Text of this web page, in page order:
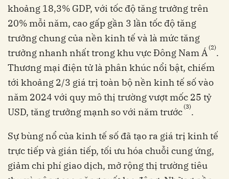
khoảng 18,3% GDP, với tốc độ tăng trưởng trên
20% mỗi năm, cao gấp gần 3 lần tốc độ tăng
trưởng chung của nền kinh tế và là mức tăng
trưởng nhanh nhất trong khu vực Đông Nam Á(2).
Thương mại điện tử là phân khúc nổi bật, chiếm
tới khoảng 2/3 giá trị toàn bộ nền kinh tế số vào
năm 2024 với quy mô thị trường vượt mốc 25 tỷ
USD, tăng trưởng mạnh so với năm trước(3).
Sự bùng nổ của kinh tế số đã tạo ra giá trị kinh tế
trực tiếp và gián tiếp, tối ưu hóa chuỗi cung ứng,
giảm chi phí giao dịch, mở rộng thị trường tiêu